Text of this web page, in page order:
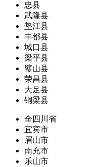
忠县
武隆县
垫江县
丰都县
城口县
梁平县
璧山县
荣昌县
大足县
铜梁县
全四川省
宜宾市
眉山市
南充市
乐山市